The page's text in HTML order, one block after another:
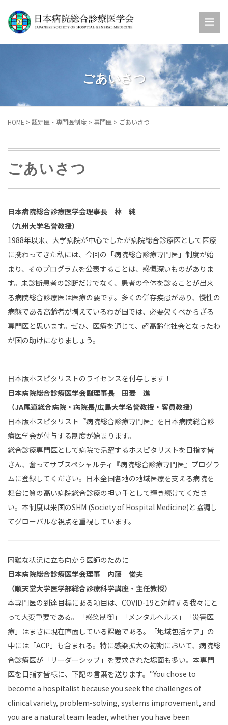
ごあいさつ
HOME > 認定医・専門医制度 > 専門医 > ごあいさつ
ごあいさつ
日本病院総合診療医学会理事長 林 純
（九州大学名誉教授）
1988年以来、大学病院が中心でしたが病院総合診療医として医療
に携わってきた私には、今回の「病院総合診療専門医」制度が始
まり、そのプログラムを公表することは、感慨深いものがありま
す。未診断患者の診断だけでなく、患者の全体を診ることが出来
る病院総合診療医は医療の要です。多くの併存疾患があり、慢性の
病態である高齢者が増えているわが国では、必要欠くべからざる
専門医と思います。ぜひ、医療を通じて、超高齢化社会となったわ
が国の助けになりましょう。
日本版ホスピタリストのライセンスを付与します！
日本病院総合診療医学会副理事長 田妻 進
（JA尾道総合病院・病院長/広島大学名誉教授・客員教授）
日本版ホスピタリスト『病院総合診療専門医』を日本病院総合診
療医学会が付与する制度が始まります。
総合診療専門医として病院で活躍するホスピタリストを目指す皆
さん、奮ってサブスペシャルティ『病院総合診療専門医』プログラ
ムに登録してください。日本全国各地の地域医療を支える病院を
舞台に質の高い病院総合診療の担い手として輝き続けてくださ
い。本制度は米国のSHM (Society of Hospital Medicine)と協調し
てグローバルな視点を重視しています。
困難な状況に立ち向かう医師のために
日本病院総合診療医学会理事 内藤 俊夫
（順天堂大学医学部総合診療科学講座・主任教授）
本専門医の到達目標にある項目は、COVID-19と対峙する我々にと
って大変重要である。「感染制御」「メンタルヘルス」「災害医
療」はまさに現在直面している課題である。「地域包括ケア」の
中には「ACP」も含まれる。特に感染拡大の初期において、病院総
合診療医が「リーダーシップ」を要求された場面も多い。本専門
医を目指す皆様に、下記の言葉を送ります。“You chose to
become a hospitalist because you seek the challenges of
clinical variety, problem-solving, systems improvement, and
you are a natural team leader, whether you have been